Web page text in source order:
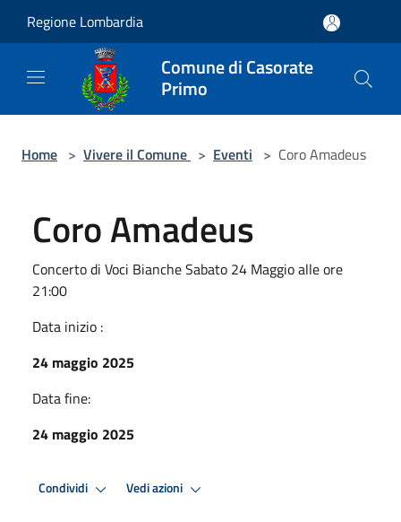
Regione Lombardia
Comune di Casorate
Primo
Home > Vivere il Comune > Eventi > Coro Amadeus
Coro Amadeus
Concerto di Voci Bianche Sabato 24 Maggio alle ore
21:00
Data inizio :
24 maggio 2025
Data fine:
24 maggio 2025
Condividi Vedi azioni